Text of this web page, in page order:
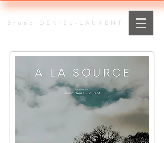
Bruno DENIEL-LAURENT